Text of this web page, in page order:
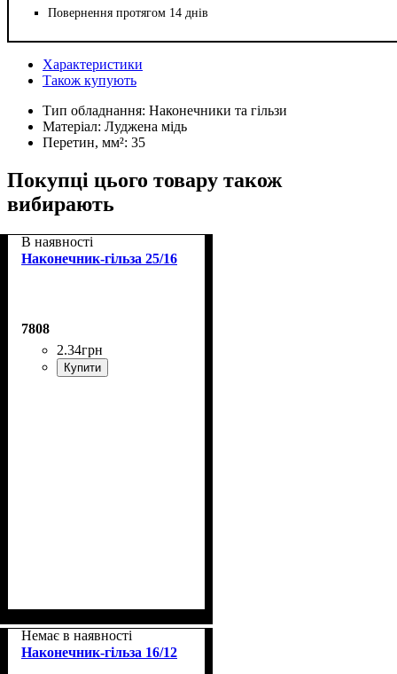
Повернення протягом 14 днів
Характеристики
Також купують
Тип обладнання: Наконечники та гільзи
Матеріал: Луджена мідь
Перетин, мм²: 35
Покупці цього товару також
вибирають
В наявності
Наконечник-гільза 25/16
7808
2.34грн
Купити
Немає в наявності
Наконечник-гільза 16/12